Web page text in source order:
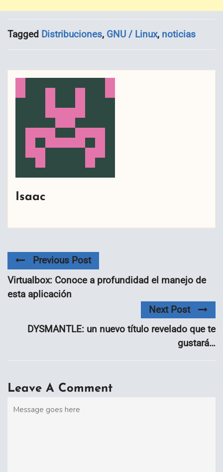
Tagged Distribuciones, GNU / Linux, noticias
Isaac
Previous Post
Virtualbox: Conoce a profundidad el manejo de
esta aplicación
Next Post
DYSMANTLE: un nuevo título revelado que te
gustará…
Leave A Comment